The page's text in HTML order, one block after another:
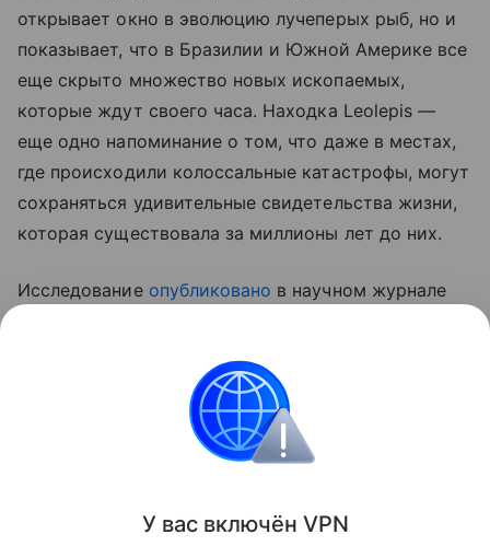
открывает окно в эволюцию лучеперых рыб, но и
показывает, что в Бразилии и Южной Америке все
еще скрыто множество новых ископаемых,
которые ждут своего часа. Находка Leolepis —
еще одно напоминание о том, что даже в местах,
где происходили колоссальные катастрофы, могут
сохраняться удивительные свидетельства жизни,
которая существовала за миллионы лет до них.
Исследование опубликовано в научном журнале
рассказывала
ископаемой рыбы учеными из Санкт-Петербурга.
У вас включён VPN